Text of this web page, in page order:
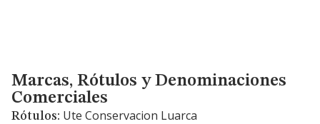
Marcas, Rótulos y Denominaciones Comerciales
Marcas, Rótulos y Denominaciones
Comerciales
Rótulos: Ute Conservacion Luarca